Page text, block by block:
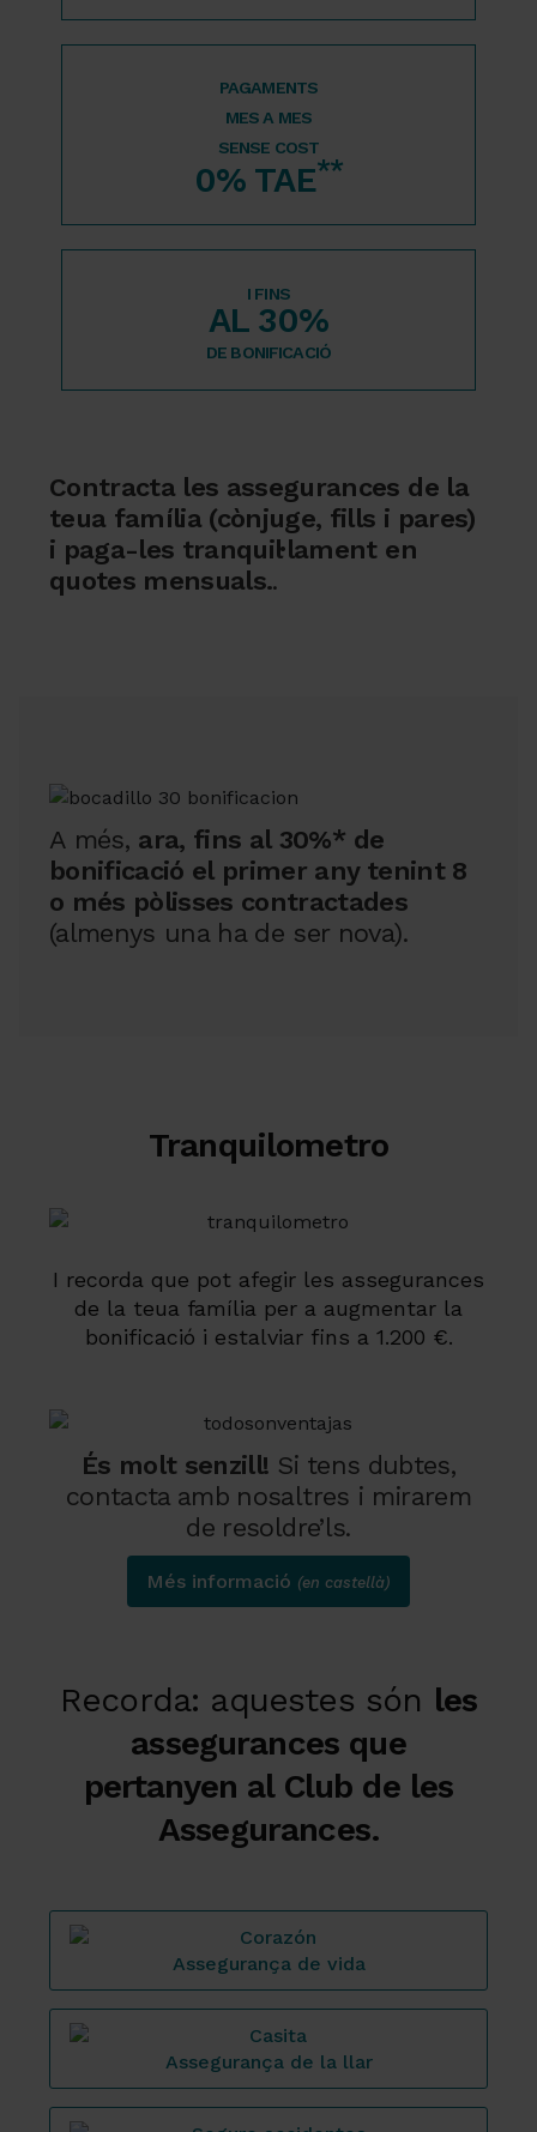
PAGAMENTS
MES A MES
SENSE COST
0% TAE**
I FINS
AL 30%
DE BONIFICACIÓ
Contracta les assegurances de la
teua família (cònjuge, fills i pares)
i paga-les tranquil·lament en
quotes mensuals..
A més, ara, fins al 30%* de
bonificació el primer any tenint 8
o més pòlisses contractades
(almenys una ha de ser nova).
Tranquilometro
I recorda que pot afegir les assegurances
de la teua família per a augmentar la
bonificació i estalviar fins a 1.200 €.
És molt senzill! Si tens dubtes,
contacta amb nosaltres i mirarem
de resoldre’ls.
Més informació (en castellà)
Recorda: aquestes són les
assegurances que
pertanyen al Club de les
Assegurances.
Assegurança de vida
Assegurança de la llar